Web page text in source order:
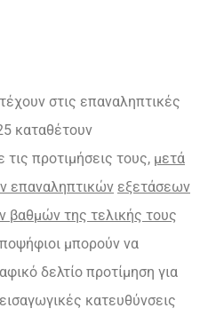
στις επαναληπτικές
καταθέτουν
τις προτιμήσεις τους, μετά
επαναληπτικών εξετάσεων
βαθμών της τελικής τους
μπορούν να
δελτίο προτίμηση για
κατευθύνσεις